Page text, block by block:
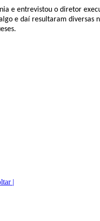
e entrevistou o diretor
e daí resultaram diversas
|